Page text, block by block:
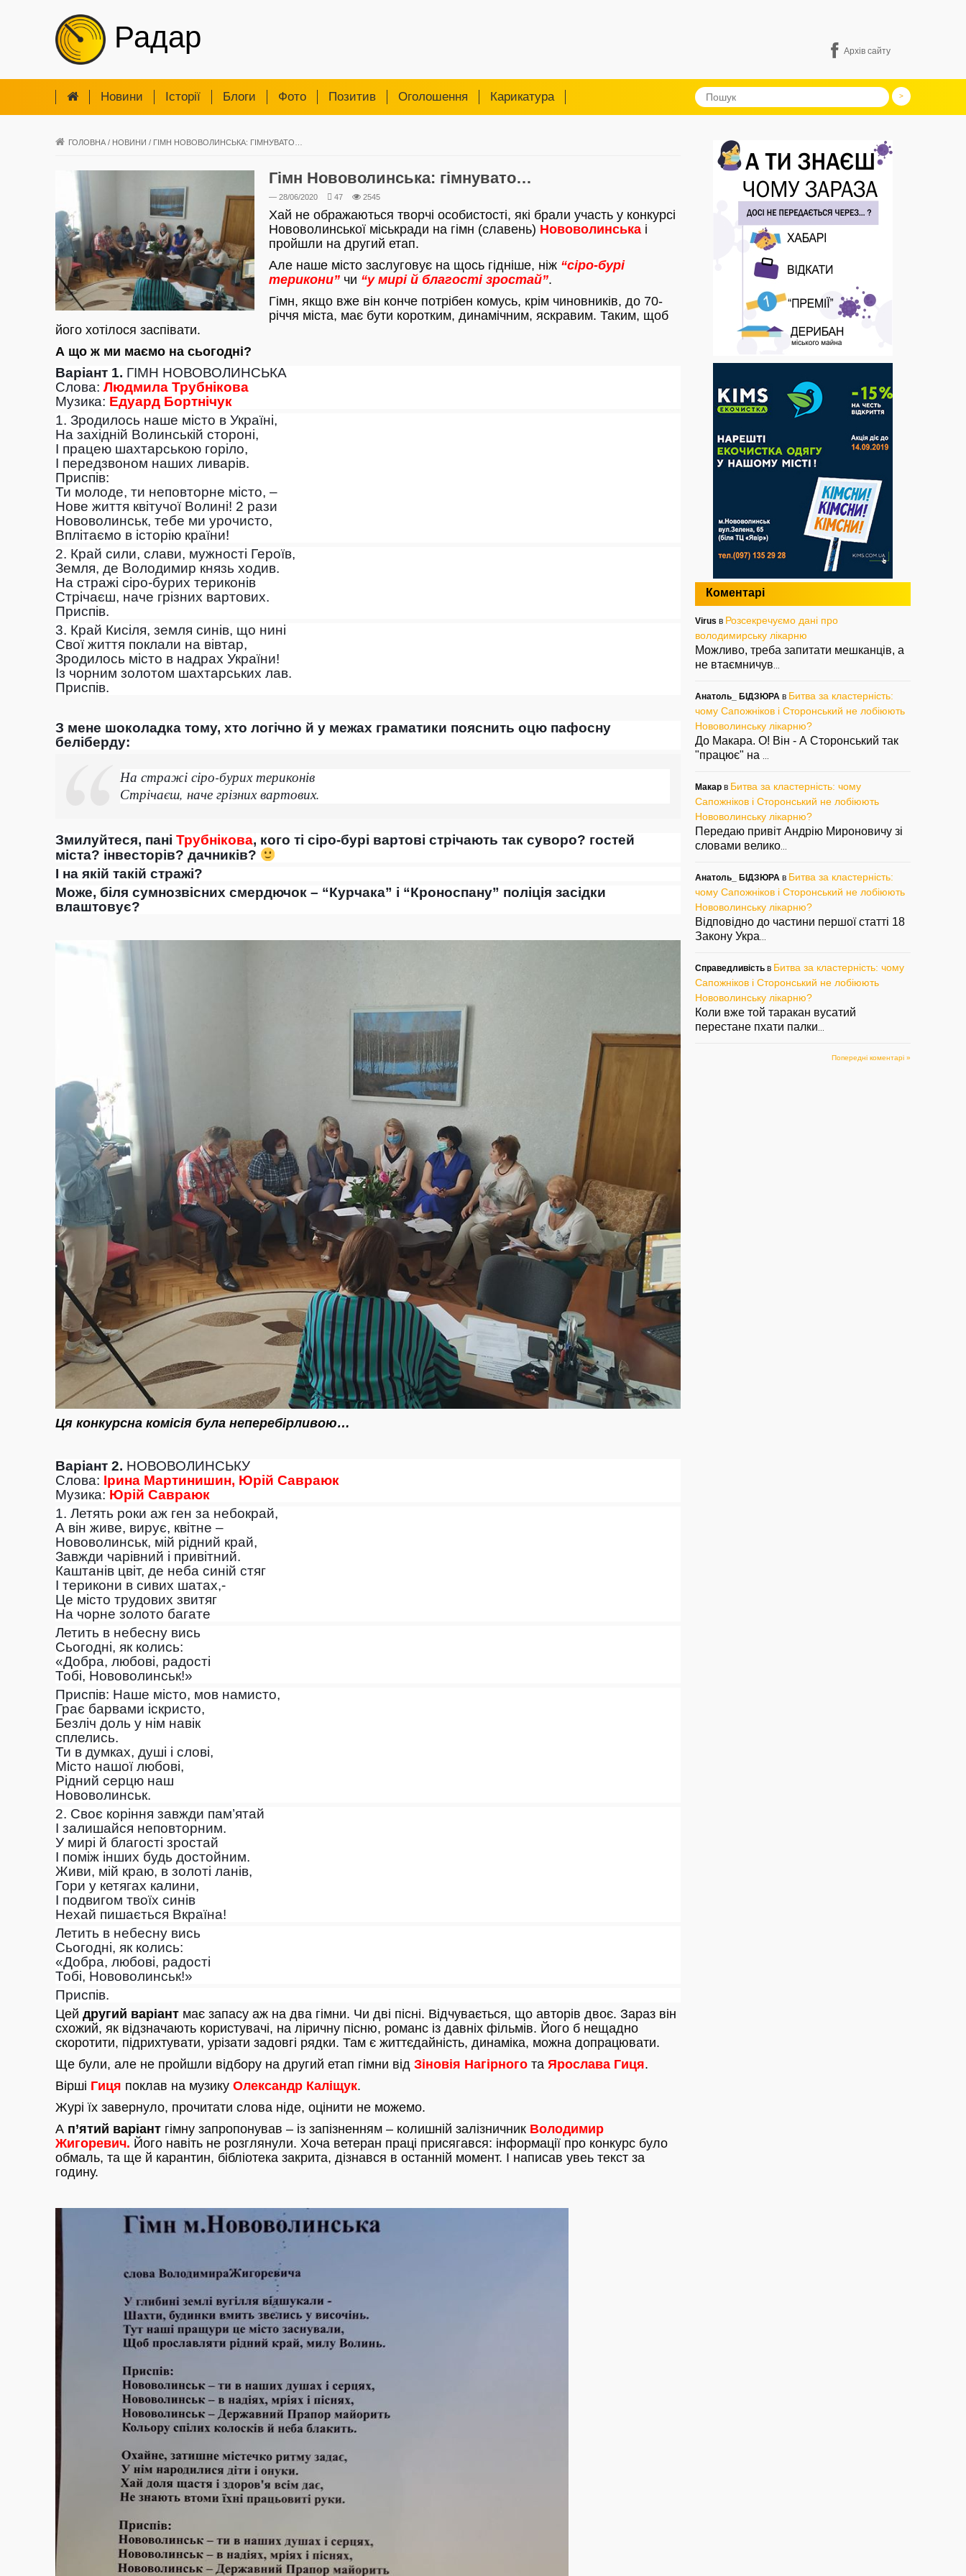
Радар Архів сайту
Новини Iсторії Блоги Фото Позитив Оголошення Карикатура
ГОЛОВНА / НОВИНИ / ГІМН НОВОВОЛИНСЬКА: ГІМНУВАТО…
Гімн Нововолинська: гімнувато…
— 28/06/2020 47 2545
Хай не ображаються творчі особистості, які брали участь у конкурсі
Нововолинської міськради на гімн (славень) Нововолинська і
пройшли на другий етап.
Але наше місто заслуговує на щось гідніше, ніж “сіро-бурі
терикони” чи “у мирі й благості зростай”.
Гімн, якщо вже він конче потрібен комусь, крім чиновників, до 70-
річчя міста, має бути коротким, динамічним, яскравим. Таким, щоб
його хотілося заспівати.
А що ж ми маємо на сьогодні?
Варіант 1. ГІМН НОВОВОЛИНСЬКА
Слова: Людмила Трубнікова
Музика: Едуард Бортнічук
1. Зродилось наше місто в Україні,
На західній Волинській стороні,
І працею шахтарською горіло,
І передзвоном наших ливарів.
Приспів:
Ти молоде, ти неповторне місто, –
Нове життя квітучої Волині! 2 рази
Нововолинськ, тебе ми урочисто,
Вплітаємо в історію країни!
2. Край сили, слави, мужності Героїв,
Земля, де Володимир князь ходив.
На стражі сіро-бурих териконів
Стрічаєш, наче грізних вартових.
Приспів.
3. Край Кисіля, земля синів, що нині
Свої життя поклали на вівтар,
Зродилось місто в надрах України!
Із чорним золотом шахтарських лав.
Приспів.
З мене шоколадка тому, хто логічно й у межах граматики пояснить оцю пафосну
беліберду:
На стражі сіро-бурих териконів
Стрічаєш, наче грізних вартових.
Змилуйтеся, пані Трубнікова, кого ті сіро-бурі вартові стрічають так суворо? гостей
міста? інвесторів? дачників?
І на якій такій стражі?
Може, біля сумнозвісних смердючок – “Курчака” і “Кроноспану” поліція засідки
влаштовує?
Ця конкурсна комісія була неперебірливою…
Варіант 2. НОВОВОЛИНСЬКУ
Слова: Ірина Мартинишин, Юрій Савраюк
Музика: Юрій Савраюк
1. Летять роки аж ген за небокрай,
А він живе, вирує, квітне –
Нововолинськ, мій рідний край,
Завжди чарівний і привітний.
Каштанів цвіт, де неба синій стяг
І терикони в сивих шатах,-
Це місто трудових звитяг
На чорне золото багате
Летить в небесну вись
Сьогодні, як колись:
«Добра, любові, радості
Тобі, Нововолинськ!»
Приспів: Наше місто, мов намисто,
Грає барвами іскристо,
Безліч доль у нім навік
сплелись.
Ти в думках, душі і слові,
Місто нашої любові,
Рідний серцю наш
Нововолинськ.
2. Своє коріння завжди пам’ятай
І залишайся неповторним.
У мирі й благості зростай
І поміж інших будь достойним.
Живи, мій краю, в золоті ланів,
Гори у кетягах калини,
І подвигом твоїх синів
Нехай пишається Вкраїна!
Летить в небесну вись
Сьогодні, як колись:
«Добра, любові, радості
Тобі, Нововолинськ!»
Приспів.
Цей другий варіант має запасу аж на два гімни. Чи дві пісні. Відчувається, що авторів двоє. Зараз він
схожий, як відзначають користувачі, на ліричну пісню, романс із давніх фільмів. Його б нещадно
скоротити, підрихтувати, урізати задовгі рядки. Там є життєдайність, динаміка, можна допрацювати.
Ще були, але не пройшли відбору на другий етап гімни від Зіновія Нагірного та Ярослава Гиця.
Вірші Гиця поклав на музику Олександр Каліщук.
Журі їх завернуло, прочитати слова ніде, оцінити не можемо.
А п’ятий варіант гімну запропонував – із запізненням – колишній залізничник Володимир
Жигоревич. Його навіть не розглянули. Хоча ветеран праці присягався: інформації про конкурс було
обмаль, та ще й карантин, бібліотека закрита, дізнався в останній момент. І написав увеь текст за
годину.
Коментарі
Virus в Розсекречуємо дані про
володимирську лікарню
Можливо, треба запитати мешканців, а
не втаємничув
Анатоль_ БІДЗЮРА в Битва за кластерність:
чому Сапожніков і Сторонський не лобіюють
Нововолинську лікарню?
До Макара. О! Він - А Сторонський так
"працює" на
Макар в Битва за кластерність: чому
Сапожніков і Сторонський не лобіюють
Нововолинську лікарню?
Передаю привіт Андрію Мироновичу зі
словами велико
Анатоль_ БІДЗЮРА в Битва за кластерність:
чому Сапожніков і Сторонський не лобіюють
Нововолинську лікарню?
Відповідно до частини першої статті 18
Закону Укра
Справедливість в Битва за кластерність: чому
Сапожніков і Сторонський не лобіюють
Нововолинську лікарню?
Коли вже той таракан вусатий
перестане пхати палки
Попередні коментарі »